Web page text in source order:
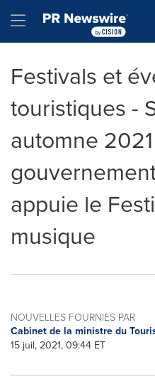
Hamburger menu
Festivals et
touristiques -
automne
appuie le
musique
NOUVELLES FOURNIES PAR
Cabinet de la ministre du
15 juil, 2021, 09:44 ET